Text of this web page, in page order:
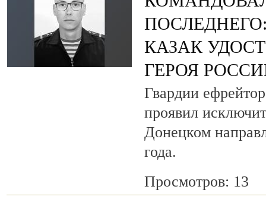
КАЗАК
ГЕРОЯ
Гвардии
проявил
Донецком
года.
Просмотров: 13